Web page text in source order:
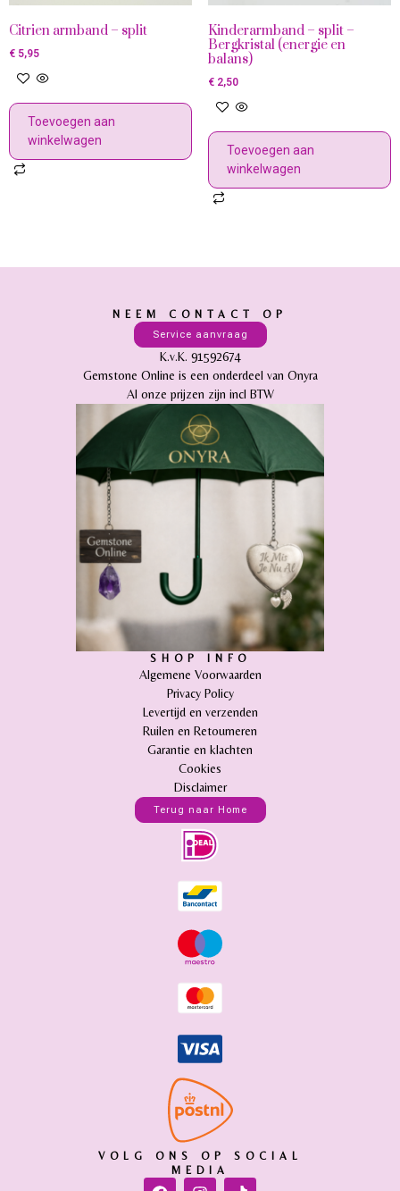
Citrien armband – split
€ 5,95
Toevoegen aan
winkelwagen
Kinderarmband – split –
Bergkristal (energie en
balans)
€2,50
Toevoegen aan
winkelwagen
NEEM CONTACT OP
Service aanvraag
K.v.K. 91592674
Gemstone Online is een onderdeel van Onyra
Al onze prijzen zijn incl BTW
SHOP INFO
Algemene Voorwaarden
Privacy Policy
Levertijd en verzenden
Ruilen en Retourneren
Garantie en klachten
Cookies
Disclaimer
Terug naar Home
VOLG ONS OP SOCIAL
MEDIA